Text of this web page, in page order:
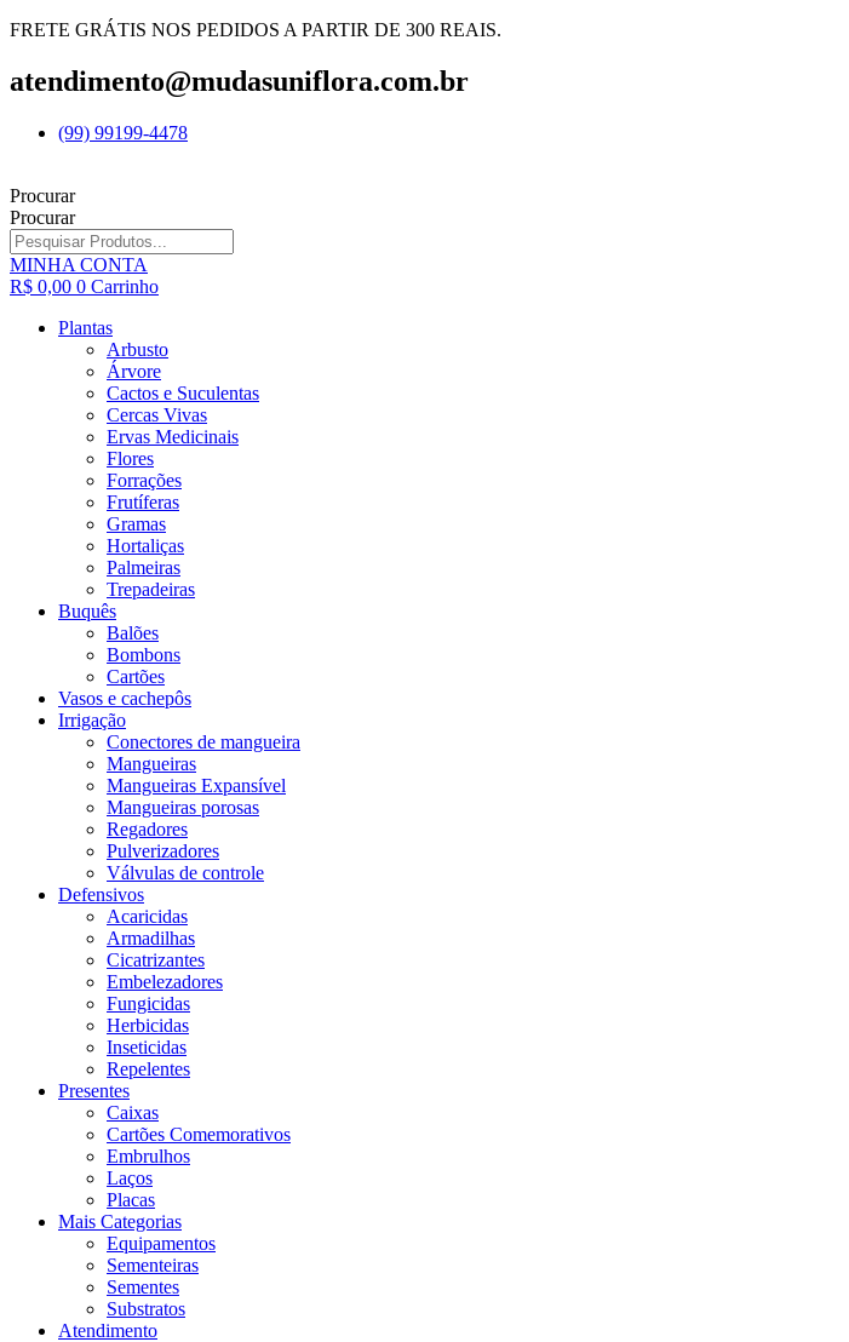
FRETE GRÁTIS NOS PEDIDOS A PARTIR DE 300 REAIS.
atendimento@mudasuniflora.com.br
(99) 99199-4478
Procurar
Procurar
MINHA CONTA
R$ 0,00 0 Carrinho
Plantas
Arbusto
Árvore
Cactos e Suculentas
Cercas Vivas
Ervas Medicinais
Flores
Forrações
Frutíferas
Gramas
Hortaliças
Palmeiras
Trepadeiras
Buquês
Balões
Bombons
Cartões
Vasos e cachepôs
Irrigação
Conectores de mangueira
Mangueiras
Mangueiras Expansível
Mangueiras porosas
Regadores
Pulverizadores
Válvulas de controle
Defensivos
Acaricidas
Armadilhas
Cicatrizantes
Embelezadores
Fungicidas
Herbicidas
Inseticidas
Repelentes
Presentes
Caixas
Cartões Comemorativos
Embrulhos
Laços
Placas
Mais Categorias
Equipamentos
Sementeiras
Sementes
Substratos
Atendimento